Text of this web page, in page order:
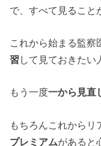
で、すべて見ること
これから始まる監察
習 して見ておきたい
もう一度一から見直
もちろんこれからリ
プレミアムがあると